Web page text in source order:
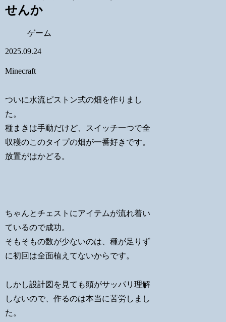
せんか
ゲーム
2025.09.24
Minecraft
ついに水流ピストン式の畑を作りまし
た。
種まきは手動だけど、スイッチ一つで全
収穫のこのタイプの畑が一番好きです。
放置がはかどる。
ちゃんとチェストにアイテムが流れ着い
ているので成功。
そもそもの数が少ないのは、種が足りず
に初回は全面植えてないからです。
しかし設計図を見ても頭がサッパリ理解
しないので、作るのは本当に苦労しまし
た。